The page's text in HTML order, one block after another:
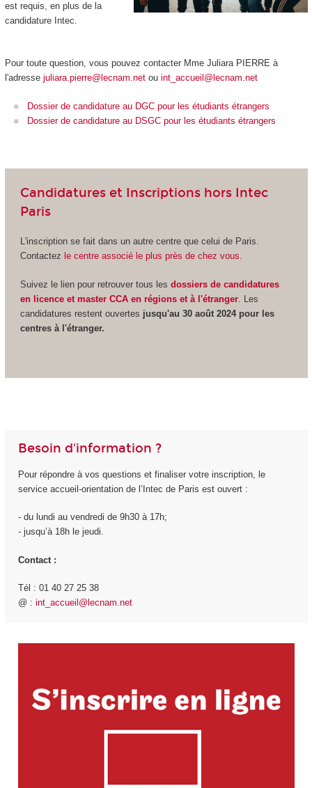
est requis, en plus de la
candidature Intec.
Pour toute question, vous pouvez contacter Mme Juliara PIERRE à
l'adresse juliara.pierre@lecnam.netou int_accueil@lecnam.net
Dossier de candidature au DGC pour les étudiants étrangers
Dossier de candidature au DSGC pour les étudiants étrangers
Candidatures et Inscriptions hors Intec
Paris
L'inscription se fait dans un autre centre que celui de Paris.
Contactez le centre associé le plus près de chez vous.
Suivez le lien pour retrouver tous les dossiers de candidatures
en licence et master CCA en régions et à l'étranger. Les
candidatures restent ouvertes jusqu'au 30 août 2024 pour les
centres à l'étranger.
Besoin d'information ?
Pour répondre à vos questions et finaliser votre inscription, le
service accueil-orientation de l’Intec de Paris est ouvert :
- du lundi au vendredi de 9h30 à 17h;
- jusqu’à 18h le jeudi.
Contact :
Tél : 01 40 27 25 38
@ : int_accueil@lecnam.net